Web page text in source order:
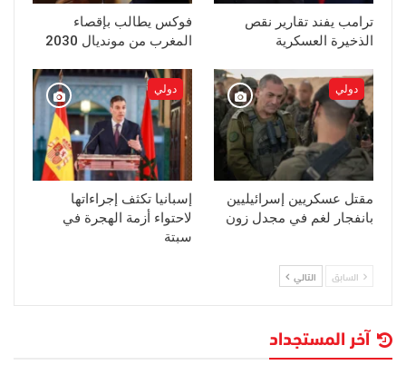
ترامب يفند تقارير نقص
الذخيرة العسكرية
فوكس يطالب بإقصاء
المغرب من مونديال 2030
دولي
مقتل عسكريين إسرائيليين
بانفجار لغم في مجدل زون
دولي
إسبانيا تكثف إجراءاتها
لاحتواء أزمة الهجرة في
سبتة
السابق التالي
آخر المستجداد